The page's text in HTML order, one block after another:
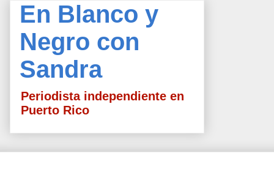
En Blanco y
Negro con
Sandra
Periodista independiente en
Puerto Rico